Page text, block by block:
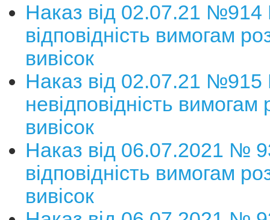
Наказ від 02.07.21 №914
відповідність вимогам
вивісок
Наказ від 02.07.21 №915
невідповідність
вивісок
Наказ від 06.07.2021 №
відповідність вимогам
вивісок